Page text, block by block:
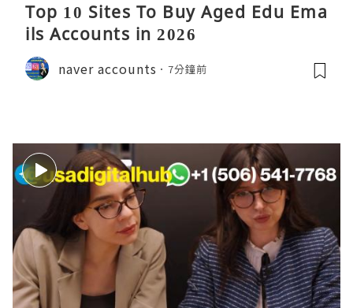
Top 10 Sites To Buy Aged Edu Ema
ils Accounts in 2026
naver accounts 7分鐘前